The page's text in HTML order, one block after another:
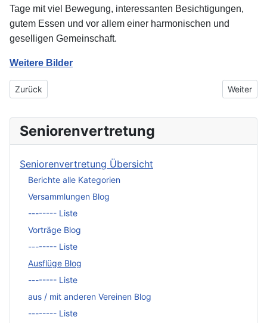
Seniorenvertretung
Seniorenvertretung Übersicht
Berichte alle Kategorien
Versammlungen Blog
-------- Liste
Vorträge Blog
-------- Liste
Ausflüge Blog
-------- Liste
aus / mit anderen Vereinen Blog
-------- Liste
Tage mit viel Bewegung, interessanten Besichtigungen,
gutem Essen und vor allem einer harmonischen und
geselligen Gemeinschaft.
Weitere Bilder
Vorheriger Beitrag: Besuch des St.-Vitus-Werks in Meppen
Zurück Nächster
Weiter